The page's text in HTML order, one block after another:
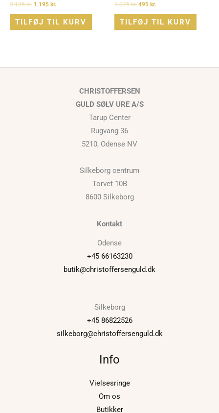
2.125kr. 1.195 kr.
TILFØJ TIL KURV
1.075kr. 495 kr.
TILFØJ TIL KURV
CHRISTOFFERSEN
GULD SØLV URE A/S
Tarup Center
Rugvang 36
5210, Odense NV
Silkeborg centrum
Torvet 10B
8600 Silkeborg
Kontakt
Odense
+45 66163230
butik@christoffersenguld.dk
Silkeborg
+45 86822526
silkeborg@christoffersenguld.dk
Info
Vielsesringe
Om os
Butikker